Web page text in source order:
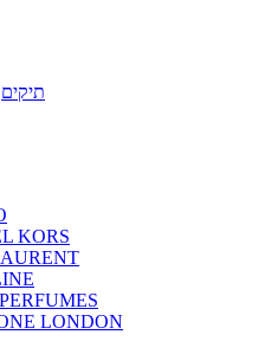
KORS
LONDON